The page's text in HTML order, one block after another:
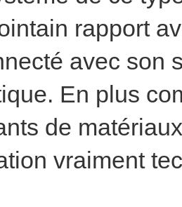
rapport
avec son
En plus
de
vraiment